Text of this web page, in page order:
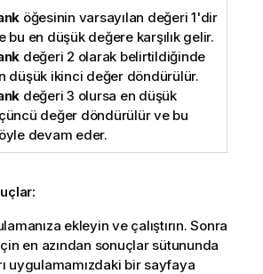
öğesinin varsayılan değeri 1'dir
bu en düşük değere karşılık gelir.
değeri 2 olarak belirtildiğinde
düşük ikinci değer döndürülür.
değeri 3 olursa en düşük
değer döndürülür ve bu
devam eder.
ekleyin ve çalıştırın. Sonra
en azından sonuçlar sütununda
uygulamamızdaki bir sayfaya